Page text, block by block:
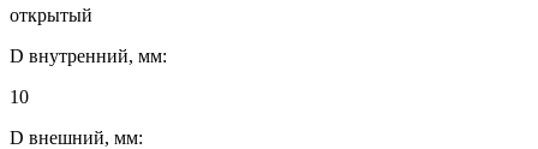
открытый
D внутренний, мм:
10
D внешний, мм: